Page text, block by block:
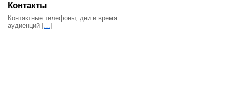
Контакты
Контактные телефоны, дни и время
аудиенций […]